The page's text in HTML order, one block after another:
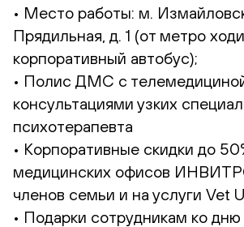
• Место работы: м.
Прядильная, д. 1 (от метро
корпоративный автобус);
• Полис ДМС с
консультациями узких
психотерапевта
• Корпоративные скидки до
медицинских офисов
членов семьи и на услуги Vet
• Подарки сотрудникам ко дню